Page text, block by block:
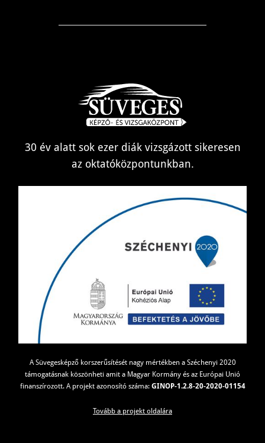
30 év alatt sok ezer diák vizsgázott sikeresen
az oktatóközpontunkban.
A Süvegesképző korszerűsítését nagy mértékben a Széchenyi 2020
támogatásnak köszönheti amit a Magyar Kormány és az Európai Unió
finanszírozott. A projekt azonosító száma: GINOP-1.2.8-20-2020-01154
Tovább a projekt oldalára